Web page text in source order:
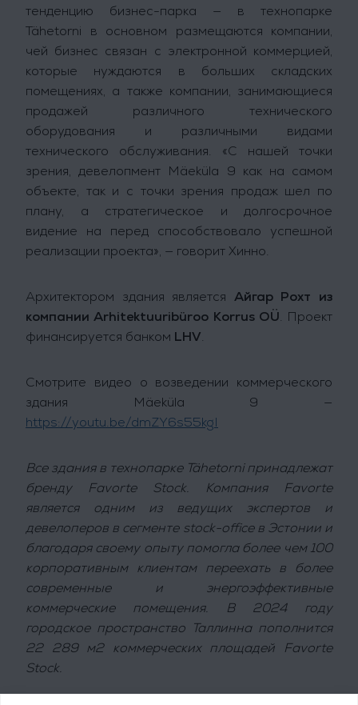
тенденцию бизнес-парка — в технопарке
Tähetorni в основном размещаются компании,
чей бизнес связан с электронной коммерцией,
которые нуждаются в больших складских
помещениях, а также компании, занимающиеся
продажей различного технического
оборудования и различными видами
технического обслуживания. «С нашей точки
зрения, девелопмент Mäeküla 9 как на самом
объекте, так и с точки зрения продаж шел по
плану, а стратегическое и долгосрочное
видение на перед способствовало успешной
реализации проекта», — говорит Хинно.
Архитектором здания является Айгар Рохт из
компании Arhitektuuribüroo Korrus OÜ. Проект
финансируется банком LHV.
Смотрите видео о возведении коммерческого
здания Mäeküla 9 —
https://youtu.be/dmZY6s55kgI
Все здания в технопарке Tähetorni принадлежат
бренду Favorte Stock. Компания Favorte
является одним из ведущих экспертов и
девелоперов в сегменте stock-office в Эстонии и
благодаря своему опыту помогла более чем 100
корпоративным клиентам переехать в более
современные и энергоэффективные
коммерческие помещения. В 2024 году
городское пространство Таллинна пополнится
22 289 м2 коммерческих площадей Favorte
Stock.